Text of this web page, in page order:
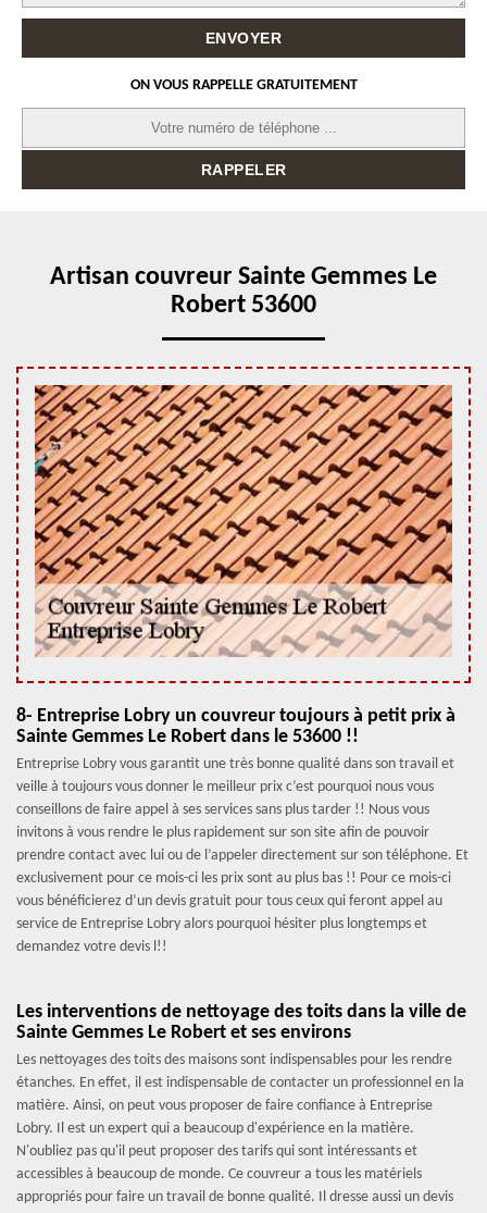
ON VOUS RAPPELLE GRATUITEMENT
Artisan couvreur Sainte Gemmes Le
Robert 53600
8- Entreprise Lobry un couvreur toujours à petit prix à
Sainte Gemmes Le Robert dans le 53600 !!
Entreprise Lobry vous garantit une très bonne qualité dans son travail et
veille à toujours vous donner le meilleur prix c’est pourquoi nous vous
conseillons de faire appel à ses services sans plus tarder !! Nous vous
invitons à vous rendre le plus rapidement sur son site afin de pouvoir
prendre contact avec lui ou de l’appeler directement sur son téléphone. Et
exclusivement pour ce mois-ci les prix sont au plus bas !! Pour ce mois-ci
vous bénéficierez d’un devis gratuit pour tous ceux qui feront appel au
service de Entreprise Lobry alors pourquoi hésiter plus longtemps et
demandez votre devis l!!
Les interventions de nettoyage des toits dans la ville de
Sainte Gemmes Le Robert et ses environs
Les nettoyages des toits des maisons sont indispensables pour les rendre
étanches. En effet, il est indispensable de contacter un professionnel en la
matière. Ainsi, on peut vous proposer de faire confiance à Entreprise
Lobry. Il est un expert qui a beaucoup d'expérience en la matière.
N'oubliez pas qu'il peut proposer des tarifs qui sont intéressants et
accessibles à beaucoup de monde. Ce couvreur a tous les matériels
appropriés pour faire un travail de bonne qualité. Il dresse aussi un devis